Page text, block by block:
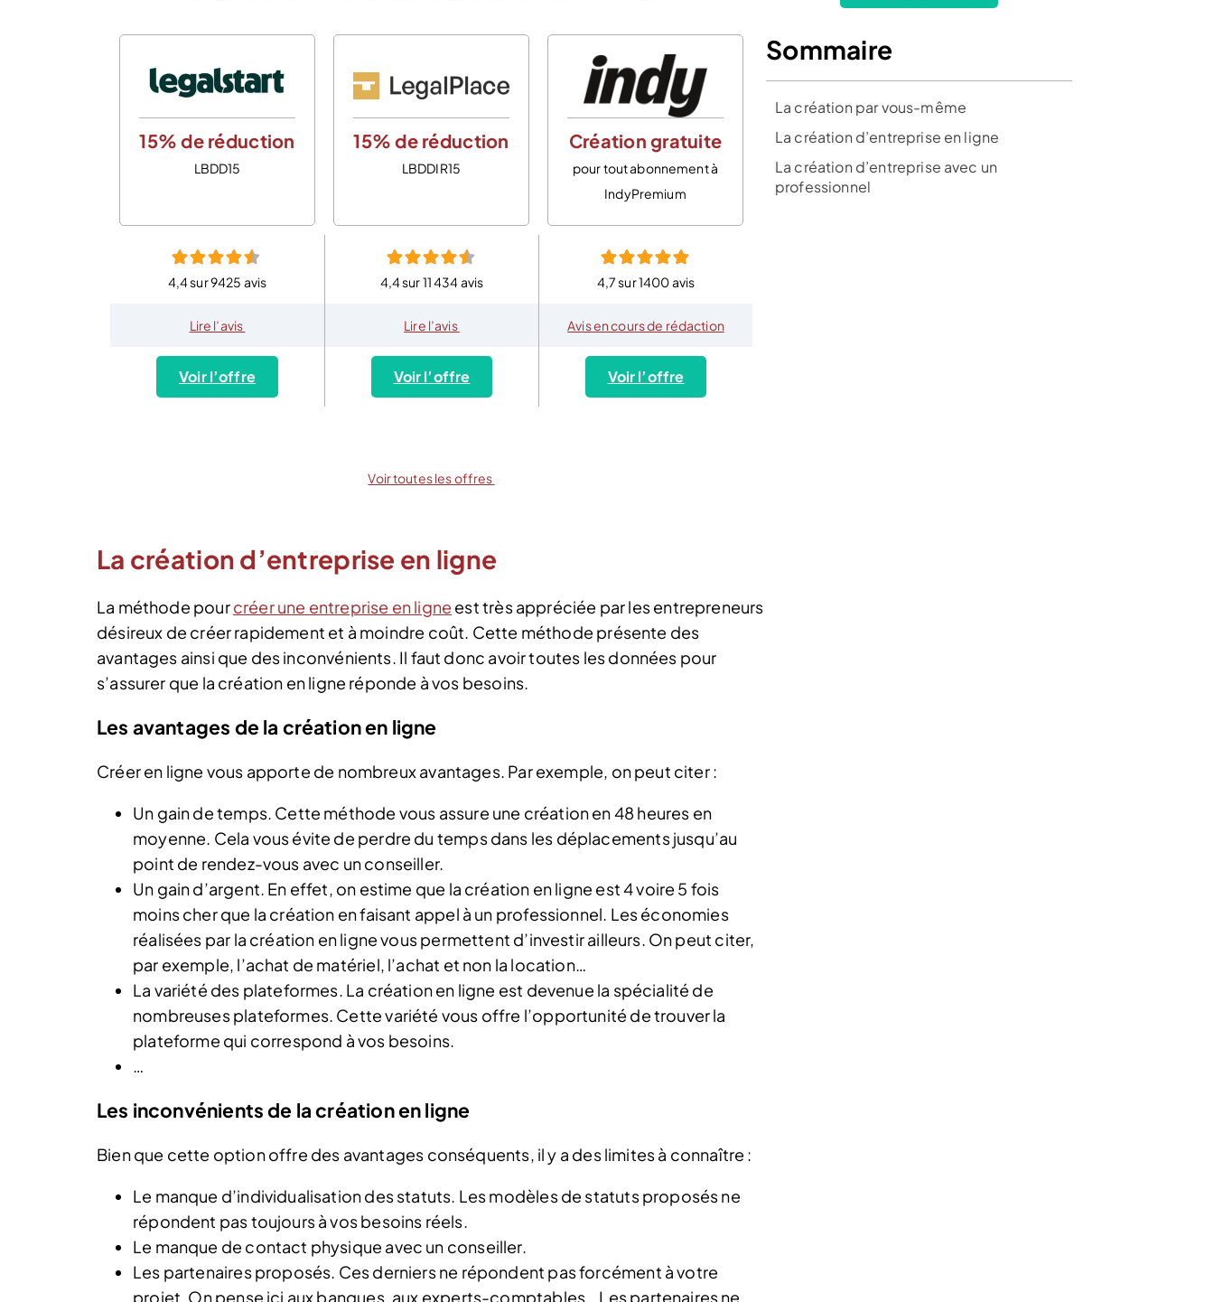
15% de réduction
LBDD15
4,4 sur 9425 avis
Lire l’avis
Voir l’offre
15% de réduction
LBDDIR15
4,4 sur 11 434 avis
Lire l’avis
Voir l’offre
Création gratuite
pour tout abonnement à
IndyPremium
4,7 sur 1400 avis
Avis en cours de rédaction
Voir l’offre
Voir toutes les offres
La création d’entreprise en ligne
La méthode pourcréer une entreprise en ligne est très appréciée par les entrepreneurs
désireux de créer rapidement et à moindre coût. Cette méthode présente des
avantages ainsi que des inconvénients. Il faut donc avoir toutes les données pour
s’assurer que la création en ligne réponde à vos besoins.
Les avantages de la création en ligne
Créer en ligne vous apporte de nombreux avantages. Par exemple, on peut citer :
Un gain de temps. Cette méthode vous assure une création en 48 heures en
moyenne. Cela vous évite de perdre du temps dans les déplacements jusqu’au
point de rendez-vous avec un conseiller.
Un gain d’argent. En effet, on estime que la création en ligne est 4 voire 5 fois
moins cher que la création en faisant appel à un professionnel. Les économies
réalisées par la création en ligne vous permettent d’investir ailleurs. On peut citer,
par exemple, l’achat de matériel, l’achat et non la location…
La variété des plateformes. La création en ligne est devenue la spécialité de
nombreuses plateformes. Cette variété vous offre l’opportunité de trouver la
plateforme qui correspond à vos besoins.
…
Les inconvénients de la création en ligne
Bien que cette option offre des avantages conséquents, il y a des limites à connaître :
Le manque d’individualisation des statuts. Les modèles de statuts proposés ne
répondent pas toujours à vos besoins réels.
Le manque de contact physique avec un conseiller.
Les partenaires proposés. Ces derniers ne répondent pas forcément à votre
projet. On pense ici aux banques, aux experts-comptables… Les partenaires ne
Sommaire
La création par vous-même
La création d’entreprise en ligne
La création d’entreprise avec un
professionnel